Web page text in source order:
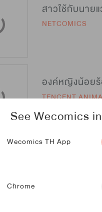
See Wecomics
Wecomics TH App
Chrome
สาวใช้กับนาย
NETCOMICS
องค์หญิงน้อย
TENCENT
เจ้าหญิงจำกัด